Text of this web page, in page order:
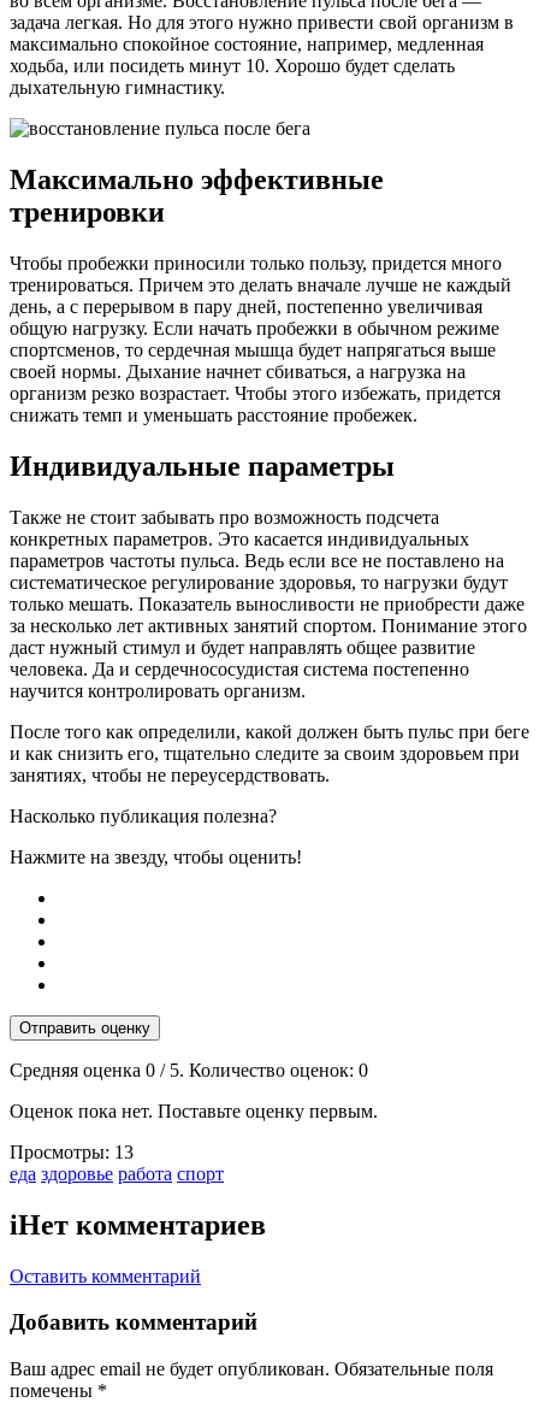
задача легкая. Но для этого нужно привести свой организм в
максимально спокойное состояние, например, медленная
ходьба, или посидеть минут 10. Хорошо будет сделать
дыхательную гимнастику.
Максимально эффективные
тренировки
Чтобы пробежки приносили только пользу, придется много
тренироваться. Причем это делать вначале лучше не каждый
день, а с перерывом в пару дней, постепенно увеличивая
общую нагрузку. Если начать пробежки в обычном режиме
спортсменов, то сердечная мышца будет напрягаться выше
своей нормы. Дыхание начнет сбиваться, а нагрузка на
организм резко возрастает. Чтобы этого избежать, придется
снижать темп и уменьшать расстояние пробежек.
Индивидуальные параметры
Также не стоит забывать про возможность подсчета
конкретных параметров. Это касается индивидуальных
параметров частоты пульса. Ведь если все не поставлено на
систематическое регулирование здоровья, то нагрузки будут
только мешать. Показатель выносливости не приобрести даже
за несколько лет активных занятий спортом. Понимание этого
даст нужный стимул и будет направлять общее развитие
человека. Да и сердечнососудистая система постепенно
научится контролировать организм.
После того как определили, какой должен быть пульс при беге
и как снизить его, тщательно следите за своим здоровьем при
занятиях, чтобы не переусердствовать.
Насколько публикация полезна?
Нажмите на звезду, чтобы оценить!
Отправить оценку
Средняя оценка 0 / 5. Количество оценок: 0
Оценок пока нет. Поставьте оценку первым.
Просмотры: 13
Тэги:
еда здоровье работа спорт
iНет комментариев
Оставить комментарий
Добавить комментарий
Ваш адрес email не будет опубликован. Обязательные поля
помечены *